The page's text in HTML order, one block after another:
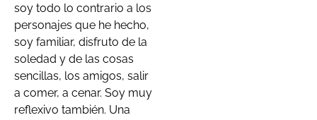
soy todo lo contrario a los
personajes que he hecho,
soy familiar, disfruto de la
soledad y de las cosas
sencillas, los amigos, salir
a comer, a cenar. Soy muy
reflexivo también. Una